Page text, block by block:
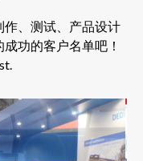
、测试、产品设计
功的客户名单吧！